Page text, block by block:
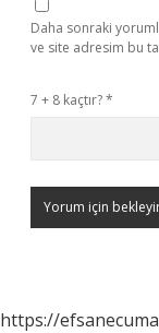
Daha sonraki
ve site adresim bu
7 + 8 kaçtır?*
https://